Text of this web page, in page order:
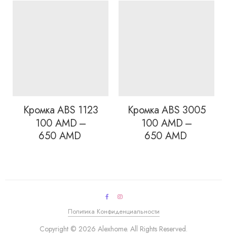
Кромка ABS 1123
100 AMD –
650 AMD
Диапазон
цен:
Кромка ABS 3005
100 AMD –
650 AMD
Диапазон
цен:
Copyright © 2026 Alexhome. All Rights Reserved.
Политика Конфиденциальности